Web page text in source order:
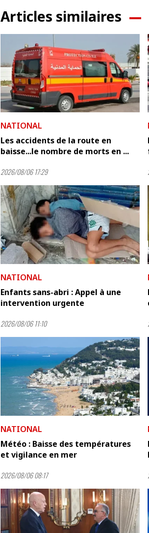
Articles similaires
NATIONAL
Les accidents de la route en
baisse...le nombre de morts en ...
2026/08/06 17:29
NATIONAL
Enfants sans-abri : Appel à une
intervention urgente
2026/08/06 11:10
NATIONAL
Météo : Baisse des températures
et vigilance en mer
2026/08/06 08:17